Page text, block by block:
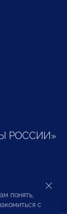
РОССИИ»
и
понять,
с